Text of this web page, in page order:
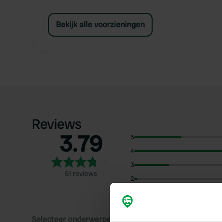
Bekijk alle voorzieningen
Reviews
3.79
61 reviews
5
4
3
2
Selecteer onderwerpen om reviews over te lezen: